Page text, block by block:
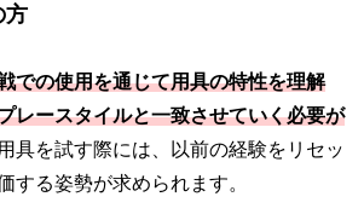
方
での使用を通じて用具の特性を理解
レースタイルと一致させていく必要が
具を試す際には、以前の経験をリセッ
する姿勢が求められます。